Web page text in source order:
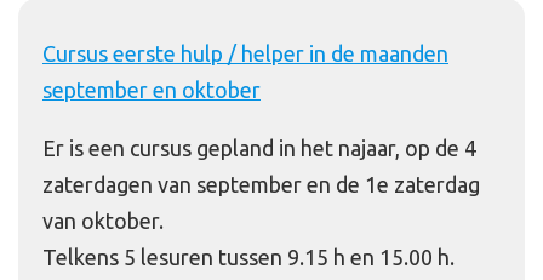
Cursus eerste hulp / helper in de maanden
september en oktober
Er is een cursus gepland in het najaar, op de 4
zaterdagen van september en de 1e zaterdag
van oktober.
Telkens 5 lesuren tussen 9.15 h en 15.00 h.